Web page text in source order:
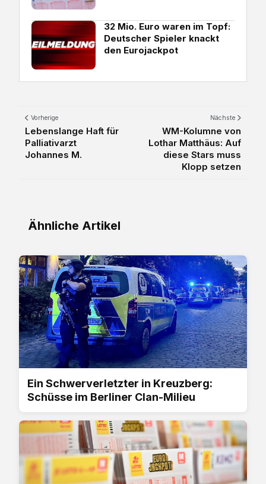
32 Mio. Euro waren im Topf:
Deutscher Spieler knackt
den Eurojackpot
Vorherige
Lebenslange Haft für
Palliativarzt
Johannes M.
Nächste
WM-Kolumne von
Lothar Matthäus: Auf
diese Stars muss
Klopp setzen
Ähnliche Artikel
Ein Schwerverletzter in Kreuzberg:
Schüsse im Berliner Clan-Milieu